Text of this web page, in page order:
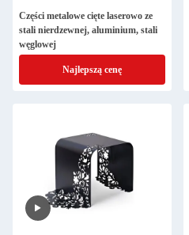
Części metalowe cięte laserowo ze
stali nierdzewnej, aluminium, stali
węglowej
Najlepszą cenę